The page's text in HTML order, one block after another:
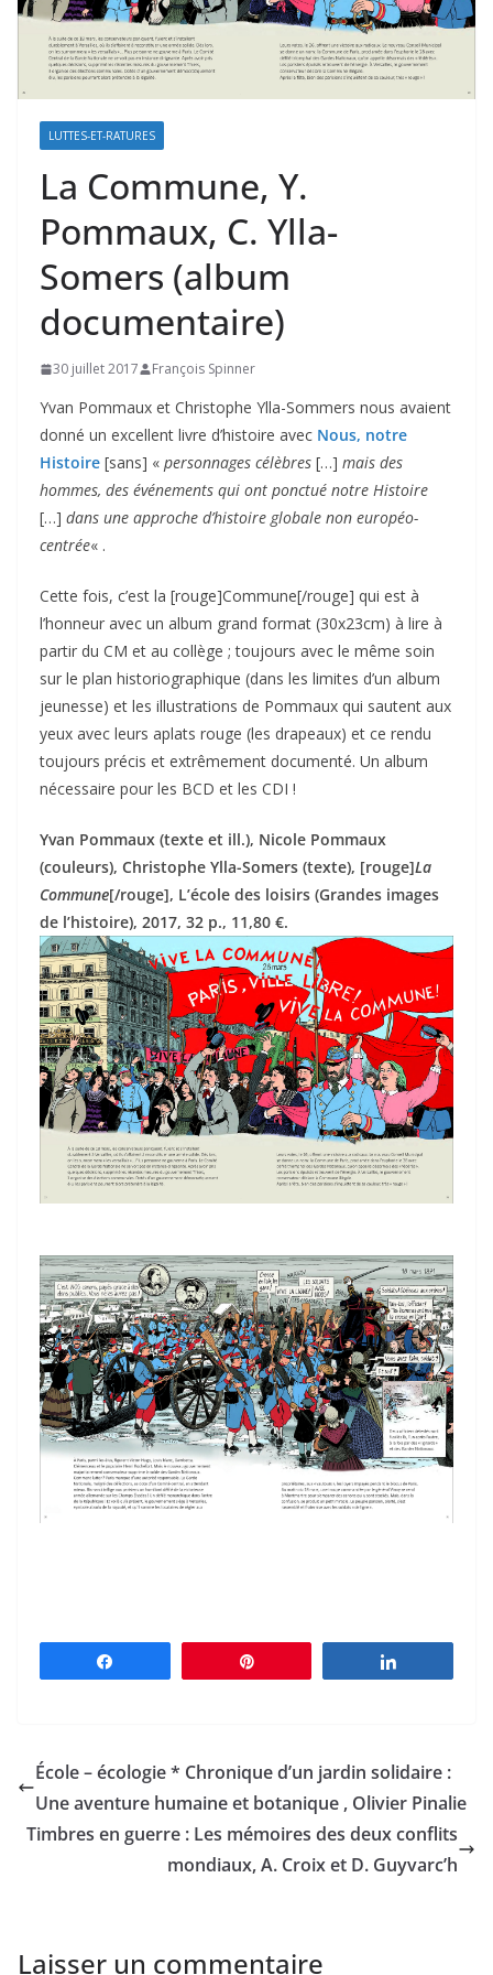
LUTTES-ET-RATURES
La Commune, Y.
Pommaux, C. Ylla-
Somers (album
documentaire)
30 juillet 2017 François Spinner
Yvan Pommaux et Christophe Ylla-Sommers nous avaient
donné un excellent livre d’histoire avec Nous, notre
Histoire [sans] « personnages célèbres […] mais des
hommes, des événements qui ont ponctué notre Histoire
[…] dans une approche d’histoire globale non européo-
centrée« .
Cette fois, c’est la [rouge]Commune[/rouge] qui est à
l’honneur avec un album grand format (30x23cm) à lire à
partir du CM et au collège ; toujours avec le même soin
sur le plan historiographique (dans les limites d’un album
jeunesse) et les illustrations de Pommaux qui sautent aux
yeux avec leurs aplats rouge (les drapeaux) et ce rendu
toujours précis et extrêmement documenté. Un album
nécessaire pour les BCD et les CDI !
Yvan Pommaux (texte et ill.), Nicole Pommaux
(couleurs), Christophe Ylla-Somers (texte), [rouge]La
Commune[/rouge], L’école des loisirs (Grandes images
de l’histoire), 2017, 32 p., 11,80 €.
École – écologie * Chronique d’un jardin solidaire :
Une aventure humaine et botanique , Olivier Pinalie
Timbres en guerre : Les mémoires des deux conflits
mondiaux, A. Croix et D. Guyvarc’h
Laisser un commentaire